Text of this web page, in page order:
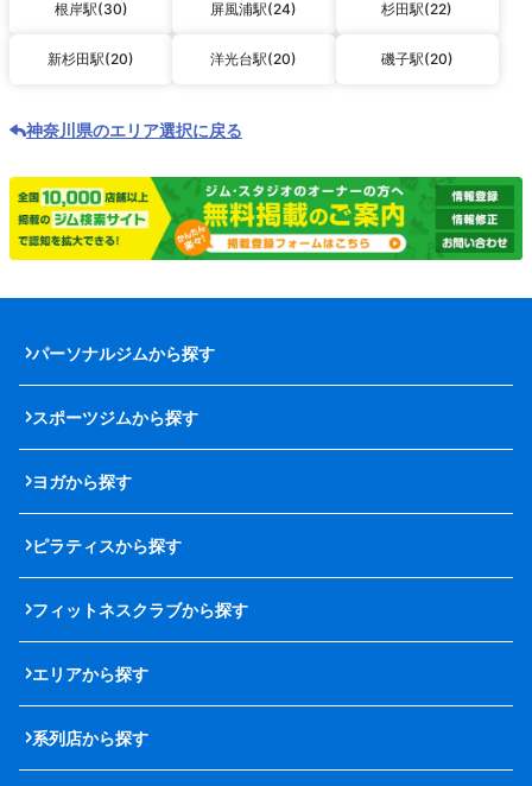
根岸駅(30) 屏風浦駅(24) 杉田駅(22)
新杉田駅(20) 洋光台駅(20) 磯子駅(20)
神奈川県のエリア選択に戻る
パーソナルジムから探す
スポーツジムから探す
ヨガから探す
ピラティスから探す
フィットネスクラブから探す
エリアから探す
系列店から探す